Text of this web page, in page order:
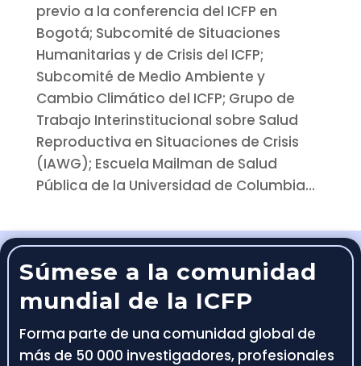
previo a la conferencia del ICFP en
Bogotá; Subcomité de Situaciones
Humanitarias y de Crisis del ICFP;
Subcomité de Medio Ambiente y
Cambio Climático del ICFP; Grupo de
Trabajo Interinstitucional sobre Salud
Reproductiva en Situaciones de Crisis
(IAWG); Escuela Mailman de Salud
Pública de la Universidad de Columbia...
Súmese a la comunidad
mundial de la ICFP
Forma parte de una comunidad global de
más de 50 000 investigadores, profesionales